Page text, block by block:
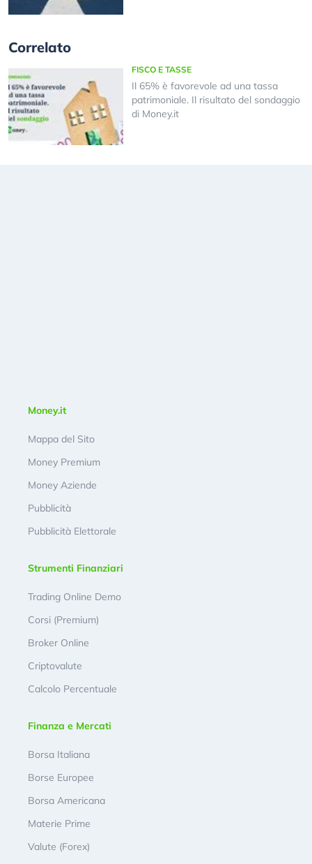
Correlato
FISCO E TASSE
Il 65% è favorevole ad una tassa
patrimoniale. Il risultato del sondaggio
di Money.it
Money.it
Mappa del Sito
Money Premium
Money Aziende
Pubblicità
Pubblicità Elettorale
Strumenti Finanziari
Trading Online Demo
Corsi (Premium)
Broker Online
Criptovalute
Calcolo Percentuale
Finanza e Mercati
Borsa Italiana
Borse Europee
Borsa Americana
Materie Prime
Valute (Forex)